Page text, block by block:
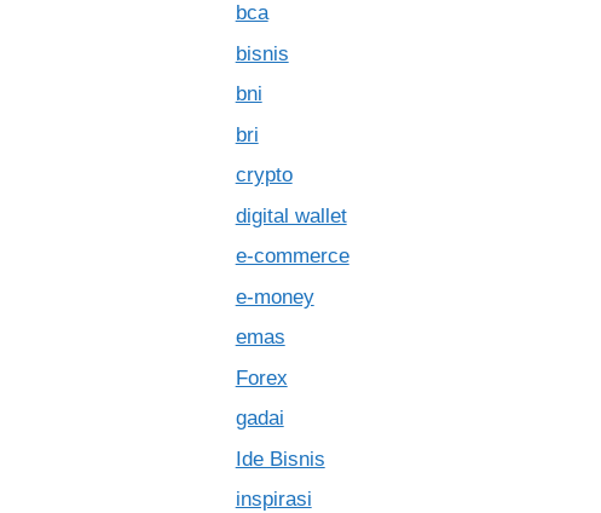
bca
bisnis
bni
bri
crypto
digital wallet
e-commerce
e-money
emas
Forex
gadai
Ide Bisnis
inspirasi